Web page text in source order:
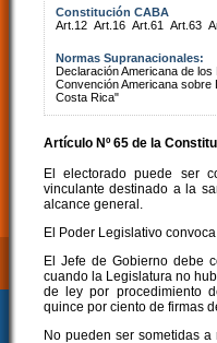
Constitución CABA
Art.12 Art.16 Art.61 Art.63
Normas Supranacionales:
Declaración Americana de
Convención Americana
Costa Rica"
Artículo Nº 65 de la
El electorado puede ser
vinculante destinado a la
alcance general.
El Poder Legislativo
El Jefe de Gobierno debe
cuando la Legislatura no
de ley por procedimiento
quince por ciento de firmas
No pueden ser sometidas